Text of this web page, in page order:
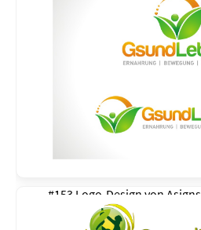
#153 Logo-Design von Asigns